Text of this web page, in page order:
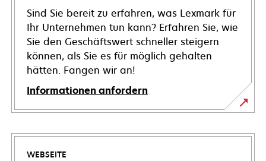
Sind Sie bereit zu erfahren, was Lexmark für
Ihr Unternehmen tun kann? Erfahren Sie, wie
Sie den Geschäftswert schneller steigern
können, als Sie es für möglich gehalten
hätten. Fangen wir an!
Informationen anfordern
WEBSEITE